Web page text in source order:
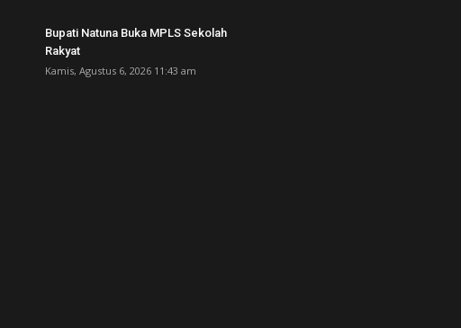
Bupati Natuna Buka MPLS Sekolah
Rakyat
Kamis, Agustus 6, 2026 11:43 am